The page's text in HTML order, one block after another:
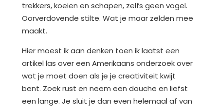
trekkers, koeien en schapen, zelfs geen vogel.
Oorverdovende stilte. Wat je maar zelden mee
maakt.
Hier moest ik aan denken toen ik laatst een
artikel las over een Amerikaans onderzoek over
wat je moet doen als je je creativiteit kwijt
bent. Zoek rust en neem een douche en liefst
een lange. Je sluit je dan even helemaal af van